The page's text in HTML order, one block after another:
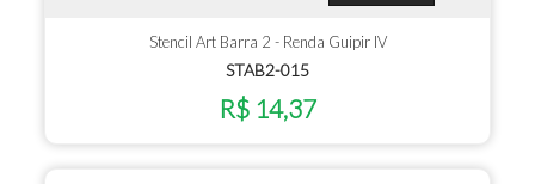
Stencil Art Barra 2 - Renda Guipir IV
STAB2-015
R$ 14,37